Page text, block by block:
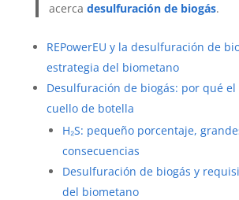
acercadesulfuración de biogás.
REPowerEU y la desulfuración de
estrategia del biometano
Desulfuración de biogás: por qué el
cuello de botella
H₂S: pequeño porcentaje,
consecuencias
Desulfuración de biogás y
del biometano